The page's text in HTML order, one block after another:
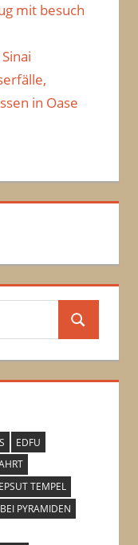
mit besuch
in Oase
Suchen
EDFU
TEMPEL
PYRAMIDEN